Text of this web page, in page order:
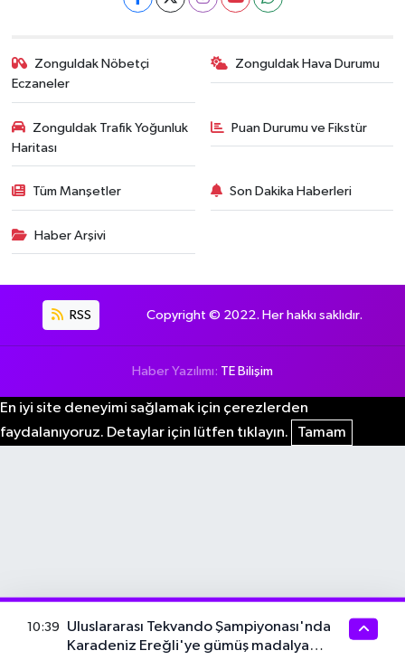
Zonguldak Nöbetçi
Eczaneler
Zonguldak Hava Durumu
Zonguldak Trafik Yoğunluk
Haritası
Puan Durumu ve Fikstür
Tüm Manşetler Son Dakika Haberleri
Haber Arşivi
RSS Copyright © 2022. Her hakkı saklıdır.
Haber Yazılımı: TE Bilişim
En iyi site deneyimi sağlamak için çerezlerden
faydalanıyoruz. Detaylar için lütfen tıklayın.
Tamam
10:39
Uluslararası Tekvando Şampiyonası'nda
Karadeniz Ereğli'ye gümüş madalya